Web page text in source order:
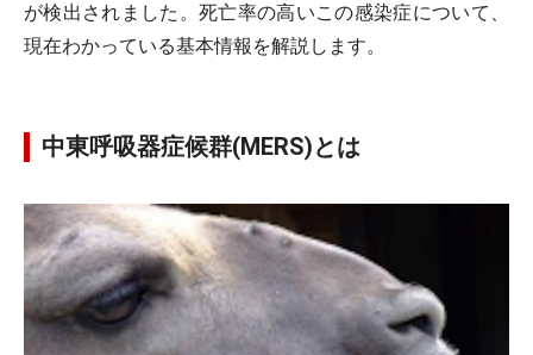
が検出されました。死亡率の高いこの感染症について、
現在わかっている基本情報を解説します。
中東呼吸器症候群(MERS)とは